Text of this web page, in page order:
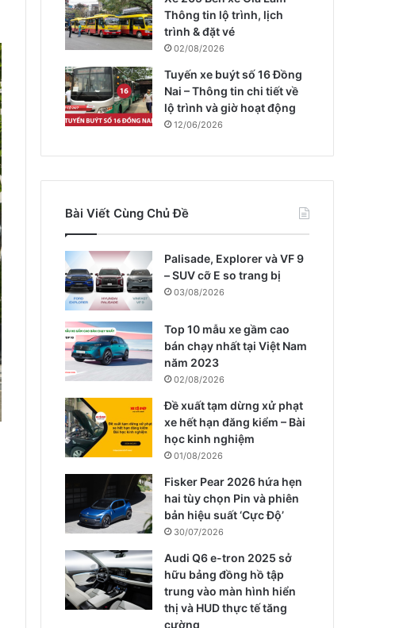
Thông tin lộ trình, lịch
trình & đặt vé
02/08/2026
Tuyến xe buýt số 16 Đồng
Nai – Thông tin chi tiết về
lộ trình và giờ hoạt động
12/06/2026
Bài Viết Cùng Chủ Đề
Palisade, Explorer và VF 9
– SUV cỡ E so trang bị
03/08/2026
Top 10 mẫu xe gầm cao
bán chạy nhất tại Việt Nam
năm 2023
02/08/2026
Đề xuất tạm dừng xử phạt
xe hết hạn đăng kiểm – Bài
học kinh nghiệm
01/08/2026
Fisker Pear 2026 hứa hẹn
hai tùy chọn Pin và phiên
bản hiệu suất ‘Cực Độ’
30/07/2026
Audi Q6 e-tron 2025 sở
hữu bảng đồng hồ tập
trung vào màn hình hiển
thị và HUD thực tế tăng
cường